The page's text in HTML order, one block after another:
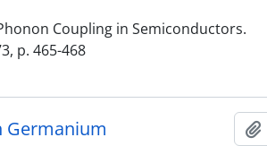
Coupling in Semiconductors.
p. 465-468
Germanium